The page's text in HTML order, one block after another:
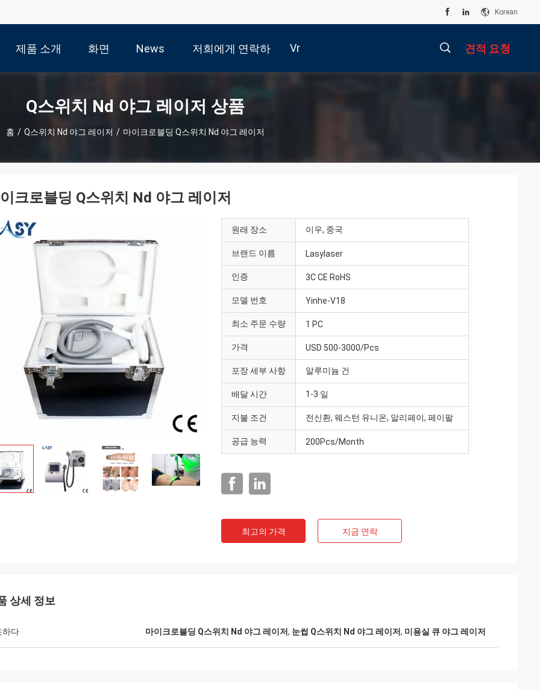
Korean
제품 소개 화면 News 저희에게 연락하
십시오
Vr 견적 요청
Q스위치 Nd 야그 레이저 상품
홈 / Q스위치 Nd 야그 레이저 / 마이크로블딩 Q스위치 Nd 야그 레이저
크로블딩 Q스위치 Nd 야그 레이저
원래 장소 이우, 중국
브랜드 이름 Lasylaser
인증 3C CE RoHS
모델 번호 Yinhe-V18
최소 주문 수량 1 PC
가격 USD 500-3000/Pcs
포장 세부 사항 알루미늄 건
배달 시간 1-3 일
지불 조건 전신환, 웨스턴 유니온, 알리페이, 페이팔
공급 능력 200Pcs/Month
최고의 가격 지금 연락
상세 정보
하다 마이크로블딩 Q스위치 Nd 야그 레이저, 눈썹 Q스위치 Nd 야그 레이저, 미용실 큐 야그 레이저